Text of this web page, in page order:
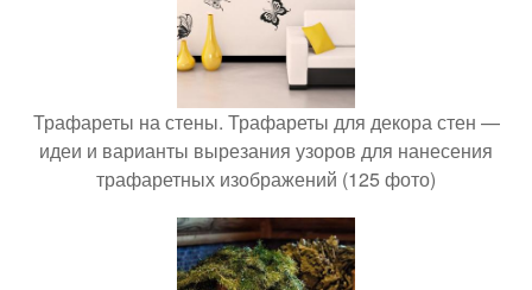
Трафареты на стены. Трафареты для декора стен —
идеи и варианты вырезания узоров для нанесения
трафаретных изображений (125 фото)